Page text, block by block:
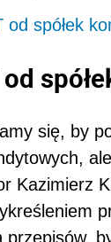
od spółek
od
się, by
Kazimierz
przepisów,